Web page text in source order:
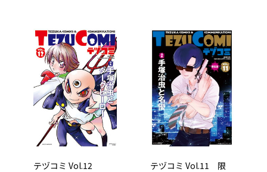
テヅコミ Vol.12
テヅコミ Vol.11 限